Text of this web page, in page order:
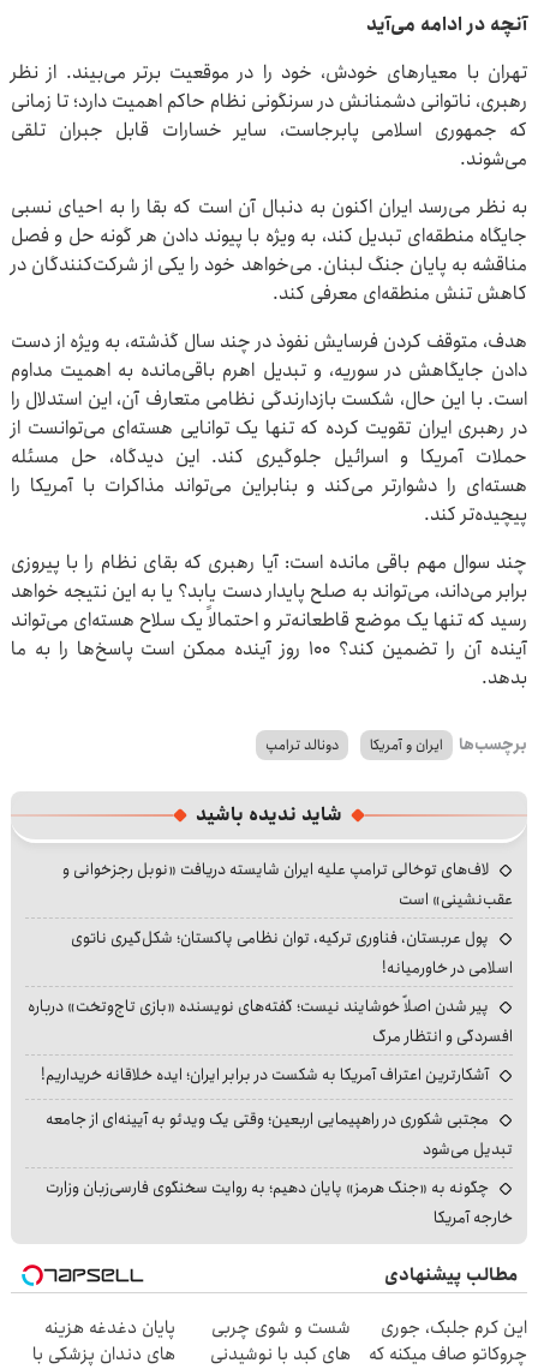
آنچه در ادامه می‌آید
تهران با معیارهای خودش، خود را در موقعیت برتر می‌بیند. از نظر
رهبری‌، ناتوانی دشمنانش در سرنگونی نظام حاکم اهمیت دارد؛ تا زمانی
که جمهوری اسلامی پابرجاست، سایر خسارات قابل جبران تلقی
می‌شوند.
به نظر می‌رسد ایران اکنون به دنبال آن است که بقا را به احیای نسبی
جایگاه منطقه‌ای تبدیل کند، به‌ ویژه با پیوند دادن هر گونه حل و فصل
مناقشه به پایان جنگ لبنان. می‌خواهد خود را یکی از شرکت‌کنندگان در
کاهش تنش منطقه‌ای معرفی کند.
هدف، متوقف کردن فرسایش نفوذ در چند سال گذشته، به‌ ویژه از دست
دادن جایگاهش در سوریه، و تبدیل اهرم باقی‌مانده به اهمیت مداوم
است. با این حال، شکست بازدارندگی نظامی متعارف آن، این استدلال را
در رهبری ایران تقویت کرده که تنها یک توانایی هسته‌ای می‌توانست از
حملات آمریکا و اسرائیل جلوگیری کند. این دیدگاه، حل مسئله
هسته‌ای را دشوارتر می‌کند و بنابراین می‌تواند مذاکرات با آمریکا را
پیچیده‌تر کند.
چند سوال مهم باقی مانده است: آیا رهبری که بقای نظام را با پیروزی
برابر می‌داند، می‌تواند به صلح پایدار دست یابد؟ یا به این نتیجه خواهد
رسید که تنها یک موضع قاطعانه‌تر و احتمالاً یک سلاح هسته‌ای می‌تواند
آینده آن را تضمین کند؟ ۱۰۰ روز آینده ممکن است پاسخ‌ها را به ما
بدهد.
برچسب‌ها ایران و آمریکا دونالد ترامپ
شاید ندیده باشید
لاف‌های توخالی ترامپ علیه ایران شایسته دریافت «نوبل رجزخوانی و
عقب‌نشینی» است
پول عربستان، فناوری ترکیه، توان نظامی پاکستان؛ شکل‌گیری ناتوی
اسلامی در خاورمیانه!
پیر شدن اصلاً خوشایند نیست؛ گفته‌های نویسنده «بازی تاج‌وتخت» درباره
افسردگی و انتظار مرگ
آشکارترین اعتراف آمریکا به شکست در برابر ایران؛ ایده خلاقانه خریداریم!
مجتبی شکوری در راهپیمایی اربعین؛ وقتی یک ویدئو به آیینه‌ای از جامعه
تبدیل می‌شود
چگونه به «جنگ هرمز» پایان دهیم؛ به روایت سخنگوی فارسی‌زبان وزارت
خارجه آمریکا
مطالب پیشنهادی
این کرم جلبک، جوری
چروکاتو صاف میکنه که
شست و شوی چربی
های کبد با نوشیدنی
پایان دغدغه هزینه
های دندان پزشکی با